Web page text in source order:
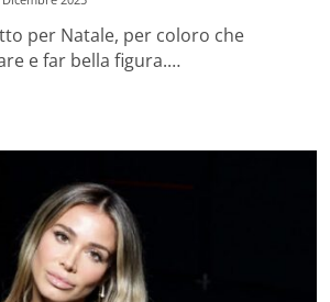
per Natale, per coloro che
e far bella figura.…